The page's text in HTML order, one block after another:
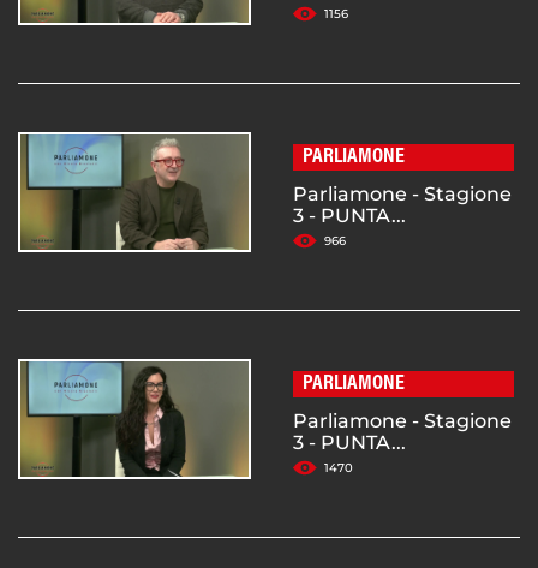
1156
PARLIAMONE
Parliamone - Stagione
3 - PUNTA...
966
PARLIAMONE
Parliamone - Stagione
3 - PUNTA...
1470